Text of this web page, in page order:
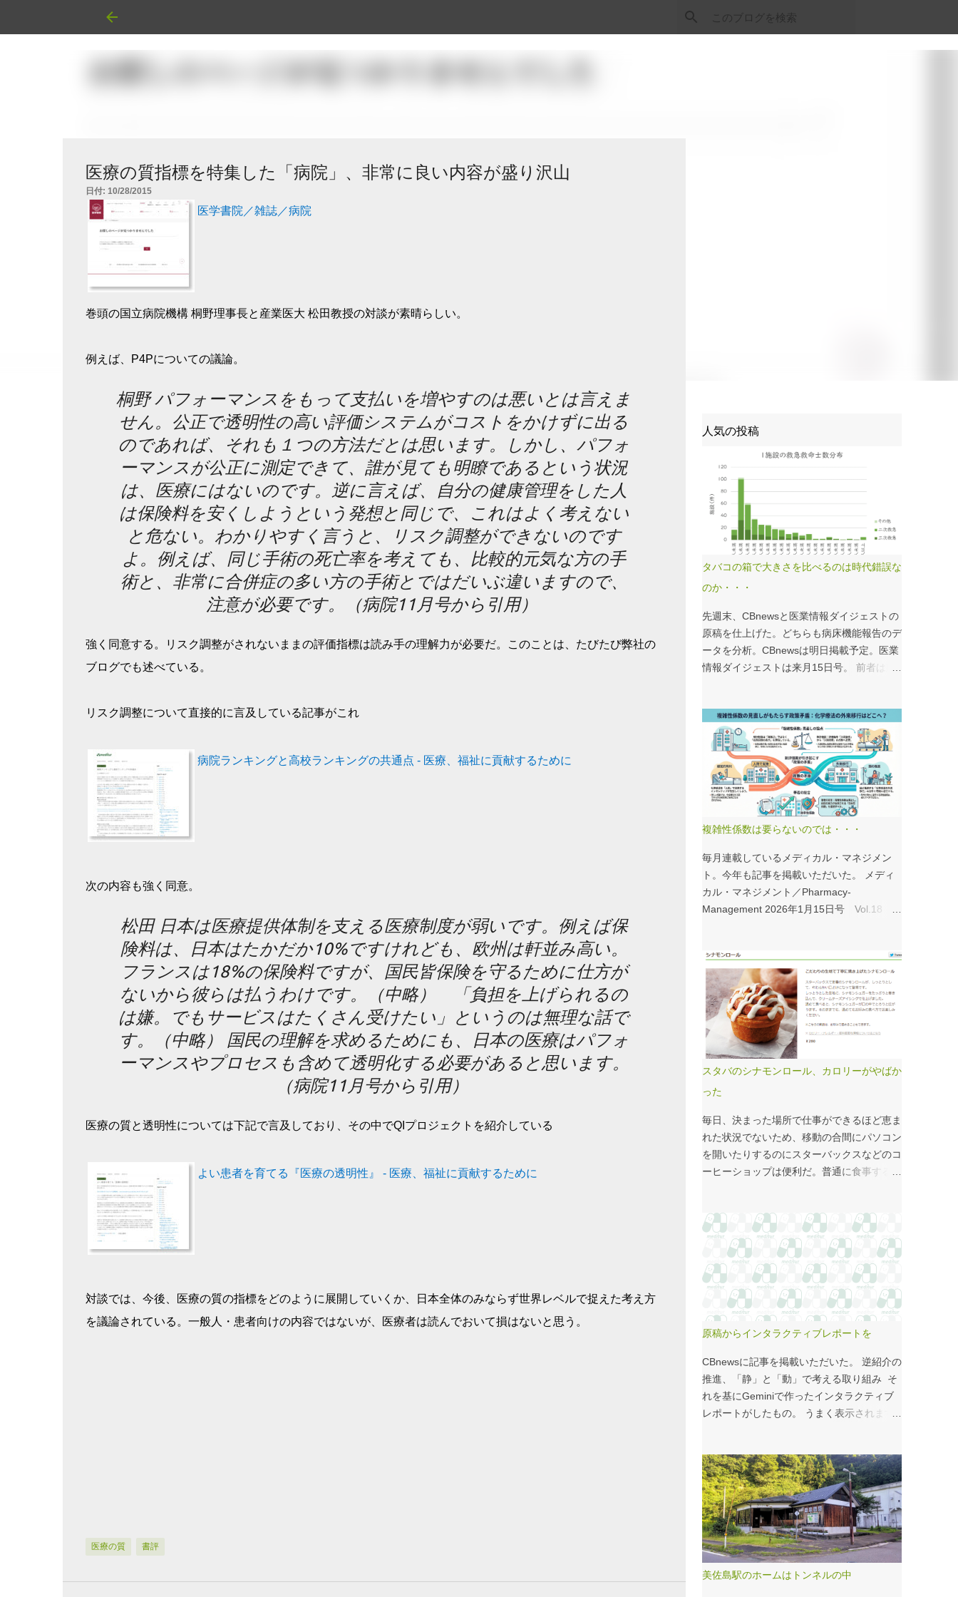
医療の質指標を特集した「病院」、非常に良い内容が盛り沢山
日付: 10/28/2015
医学書院／雑誌／病院
巻頭の国立病院機構 桐野理事長と産業医大 松田教授の対談が素晴らしい。
例えば、P4Pについての議論。
桐野 パフォーマンスをもって支払いを増やすのは悪いとは言えま
せん。公正で透明性の高い評価システムがコストをかけずに出る
のであれば、それも１つの方法だとは思います。しかし、パフォ
ーマンスが公正に測定できて、誰が見ても明瞭であるという状況
は、医療にはないのです。逆に言えば、自分の健康管理をした人
は保険料を安くしようという発想と同じで、これはよく考えない
と危ない。わかりやすく言うと、リスク調整ができないのです
よ。例えば、同じ手術の死亡率を考えても、比較的元気な方の手
術と、非常に合併症の多い方の手術とではだいぶ違いますので、
注意が必要です。
（病院11月号から引用）
強く同意する。リスク調整がされないままの評価指標は読み手の理解力が必要だ。このことは、たびたび弊社の
ブログでも述べている。
リスク調整について直接的に言及している記事がこれ
病院ランキングと高校ランキングの共通点 - 医療、福祉に貢献するために
次の内容も強く同意。
松田 日本は医療提供体制を支える医療制度が弱いです。例えば保
険料は、日本はたかだか10%ですけれども、欧州は軒並み高い。
フランスは18%の保険料ですが、国民皆保険を守るために仕方が
ないから彼らは払うわけです。（中略） 「負担を上げられるの
は嫌。でもサービスはたくさん受けたい」というのは無理な話で
す。（中略） 国民の理解を求めるためにも、日本の医療はパフォ
ーマンスやプロセスも含めて透明化する必要があると思います。
（病院11月号から引用）
医療の質と透明性については下記で言及しており、その中でQIプロジェクトを紹介している
よい患者を育てる『医療の透明性』 - 医療、福祉に貢献するために
対談では、今後、医療の質の指標をどのように展開していくか、日本全体のみならず世界レベルで捉えた考え方
を議論されている。一般人・患者向けの内容ではないが、医療者は読んでおいて損はないと思う。
医療の質 書評
人気の投稿
タバコの箱で大きさを比べるのは時代錯誤な
のか・・・
先週末、CBnewsと医業情報ダイジェストの
原稿を仕上げた。どちらも病床機能報告のデ
ータを分析。CBnewsは明日掲載予定。医業
情報ダイジェストは来月15日号。 前者は建
さんも病床機能報告をチェックすることをお
すすめしたい。 具体的にどうみたらいい
の？ なぜおすすめなの？という疑問には、
医業情報ダイジェストの記事をお読みくださ
い！なのだが、分析結果の一例は下のグラ
フ。 病床機能報告（2023年度報告）を基に
勤換算）の合計。人数が0人の施設は集計に
含まない この施設は何人いるんだろう？、
あの施設は何人だろう？と見てみるだけでも
十分興味深いが、上のグラフのような情報が
頭に入っていると、比較整理しやすいと思
国府の国司館（こくしのたち）を復元したも
のだ。写真だけでは、大きさが分かりづらい
はずだ。 今月訪れた武蔵国府跡 実際には10
分の1サイズの模型なので、それほど大きく
ない。人が一緒に写っている新聞記事（
（まちの記憶）武蔵国府跡 東京都府中市：
朝日新聞デジタル ）を見れば、大きさがわ
かりやすい。 救急救命士も同じで、うちは2
人いる、3人いるといったところで、それが
見ても情報は十分でないかもしれない。しか
し、ヒストグラムなどをあわせて見れば、相
対的なポジションが分かりやすい。朝日新聞
でタバコの箱を横に並べるのって、最近見か
けないなぁ・・・。このご時世、タバコは
NGなのか？？
複雑性係数は要らないのでは・・・
毎月連載しているメディカル・マネジメン
ト。今年も記事を掲載いただいた。 メディ
カル・マネジメント／Pharmacy-
Management 2026年1月15日号 Vol.18
価係数IIの現行の複雑性係数は「複雑さ」を
評価していない -「入院初期までの包括範囲
出来高点数」が高いのは化学療法 複雑性係
数は微妙だ・・・と言い続けて10数年、よ
うやく見直されるようだ。ただ、その見直し
内容も微妙では？？？というのが記事の主
頃、各方面から「話が長い」と言われている
ので、自分が話すよりAIが話した方がよいと
言われるのは時間の問題だろう。
スタバのシナモンロール、カロリーがやばか
った
毎日、決まった場所で仕事ができるほど恵ま
れた状況でないため、移動の合間にパソコン
を開いたりするのにスターバックスなどのコ
ーヒーショップは便利だ。普通に食事する時
ら、コーヒーを飲むこともある。 このシナ
モンロール。とても甘くてコーヒーにはぴっ
たりなのだが、いつもカロリーが気になって
いた。お腹の肉がだいぶたるんできたのは、
こいつのせいもあるのではないかと。 シナ
モンロール 556kcal 出所：
en-food.pdf 調べてビビった。これはまず
い。下手な食事以上のカロリーだ。 この
556kcalがどのくらいヤバイのか、スターバ
ックス以上に良く行くマクドナルドで考えて
みる。（ちなみにマクドナルドは食事目的で
じもの（530kcal～580kcal）を次のマクドナ
ルド商品から２つ選んでください ハンバー
ガー ビッグマック ダブルクォーターパウン
ダー・チーズ フィレオフィッシュ てりやき
マックバーガー マックフライポテト（S) マ
ックフライポテト（M) マックフライポテト
（L) 正解は続きで。
原稿からインタラクティブレポートを
CBnewsに記事を掲載いただいた。 逆紹介の
推進、「静」と「動」で考える取り組み そ
れを基にGeminiで作ったインタラクティブ
レポートがしたもの。 うまく表示されます
読みください！というどうしようもない結論
に。 逆紹介の推進：インタラクティブレポ
ート 逆紹介の推進レポート 課題 取り組みの
比較 患者の視点 解決策 なぜ「逆紹介」が重
要なのか？ 医師の働き方改革が進む中、大
病院の外来負担軽減は喫緊の課題です。その
美佐島駅のホームはトンネルの中